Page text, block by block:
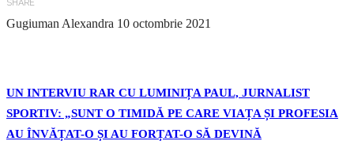
SHARE
Gugiuman Alexandra 10 octombrie 2021
UN INTERVIU RAR CU LUMINIȚA PAUL, JURNALIST
SPORTIV: „SUNT O TIMIDĂ PE CARE VIAȚA ȘI PROFESIA
AU ÎNVĂȚAT-O ȘI AU FORȚAT-O SĂ DEVINĂ